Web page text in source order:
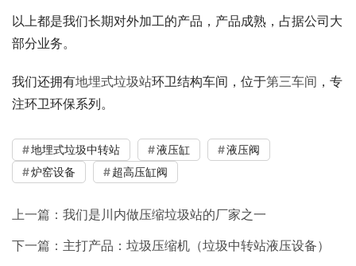
以上都是我们长期对外加工的产品，产品成熟，占据公司大
部分业务。
我们还拥有地埋式垃圾站环卫结构车间，位于第三车间 ，专
注环卫环保系列。
地埋式垃圾中转站 液压缸
液压阀
炉窑设备
超高压缸阀
上一篇： 我们是川内做压缩垃圾站的厂家之一
下一篇： 主打产品：垃圾压缩机（垃圾中转站液压设备）